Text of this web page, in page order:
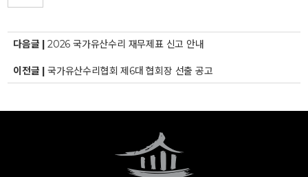
다음글 |2026 국가유산수리 재무제표 신고 안내
이전글 |국가유산수리협회 제6대 협회장 선출 공고